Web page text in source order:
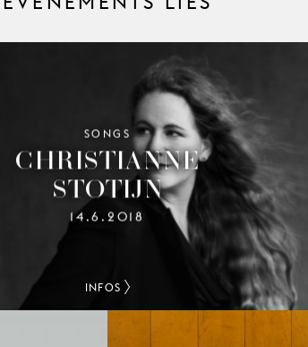
SONGS
CHRISTIANNE
STOTIJN
14.6.2018
INFOS